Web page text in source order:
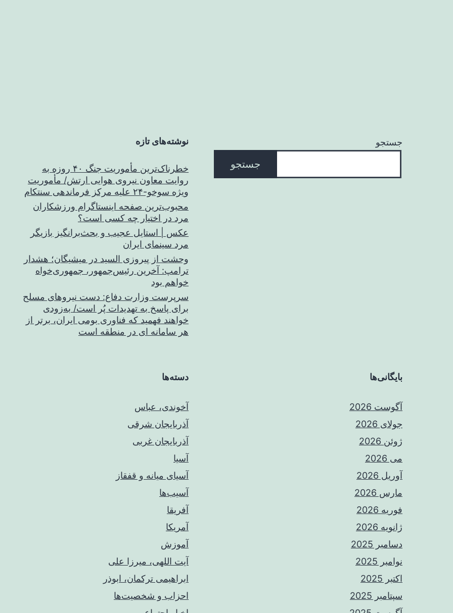
جستجو
جستجو
نوشته‌های تازه
خطرناک‌ترین مأموریت جنگ ۴۰ روزه به
روایت معاون نیروی هوایی ارتش/ مأموریت
ویژه سوخو-۲۴ علیه مرکز فرماندهی سنتکام
محبوب‌ترین صفحه اینستاگرام ورزشکاران
مرد در اختیار چه کسی است؟
عکس | استایل عجیب و بحث‌برانگیز بازیگر
مرد سینمای ایران
وحشت از پیروزی السید در میشیگان؛ هشدار
ترامپ: آخرین رئیس‌جمهور، جمهوری‌خواه
خواهم بود
سرپرست وزارت دفاع: دست نیروهای مسلح
برای پاسخ به تهدیدات پُر است/ به‌زودی
خواهند فهمید که فناوری بومی ایران، برتر از
هر سامانه ای در منطقه است
بایگانی‌ها
آگوست 2026
جولای 2026
ژوئن 2026
می 2026
آوریل 2026
مارس 2026
فوریه 2026
ژانویه 2026
دسامبر 2025
نوامبر 2025
اکتبر 2025
سپتامبر 2025
دسته‌ها
آخوندی، عباس
آذربایجان شرقی
آذربایجان غربی
آسیا
آسیای میانه و قفقاز
آسیب‌ها
آفریقا
آمریکا
آموزش
آیت اللهی، میرزا علی
ابراهیمی ترکمان، ابوذر
احزاب و شخصیت‌ها